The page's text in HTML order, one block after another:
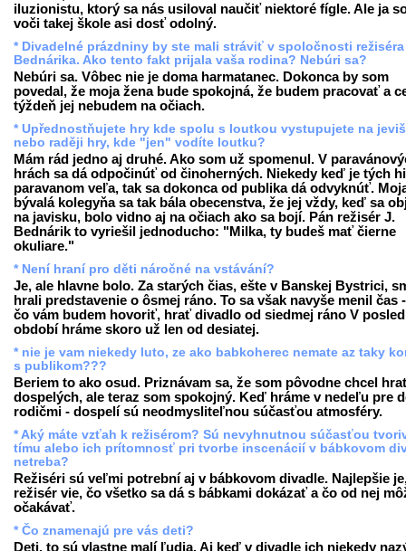
iluzionistu, ktorý sa nás usiloval naučiť niektoré fígle. Ale ja
voči takej škole asi dosť odolný.
* Divadelné prázdniny by ste mali stráviť v spoločnosti režiséra
Bednárika. Ako tento fakt prijala vaša rodina? Nebúri sa?
Nebúri sa. Vôbec nie je doma harmatanec. Dokonca by som
povedal, že moja žena bude spokojná, že budem pracovať a
týždeň jej nebudem na očiach.
* Upřednostňujete hry kde spolu s loutkou vystupujete na
nebo raději hry, kde "jen" vodíte loutku?
Mám rád jedno aj druhé. Ako som už spomenul. V
hrách sa dá odpočinúť od činoherných. Niekedy keď je tých
paravanom veľa, tak sa dokonca od publika dá odvyknúť.
bývalá kolegyňa sa tak bála obecenstva, že jej vždy, keď sa
na javisku, bolo vidno aj na očiach ako sa bojí. Pán režisér J.
Bednárik to vyriešil jednoducho: "Milka, ty budeš mať čierne
okuliare."
* Není hraní pro děti náročné na vstávání?
Je, ale hlavne bolo. Za starých čias, ešte v Banskej Bystrici,
hrali predstavenie o ôsmej ráno. To sa však navyše menil čas
čo vám budem hovoriť, hrať divadlo od siedmej ráno V
období hráme skoro už len od desiatej.
* nie je vam niekedy luto, ze ako babkoherec nemate az taky
s publikom???
Beriem to ako osud. Priznávam sa, že som pôvodne chcel
dospelých, ale teraz som spokojný. Keď hráme v nedeľu pre
rodičmi - dospelí sú neodmysliteľnou súčasťou atmosféry.
* Aký máte vzťah k režisérom? Sú nevyhnutnou súčasťou
tímu alebo ich prítomnosť pri tvorbe inscenácií v bábkovom
netreba?
Režiséri sú veľmi potrební aj v bábkovom divadle. Najlepšie
režisér vie, čo všetko sa dá s bábkami dokázať a čo od nej
očakávať.
* Čo znamenajú pre vás deti?
Deti, to sú vlastne malí ľudia. Aj keď v divadle ich niekedy